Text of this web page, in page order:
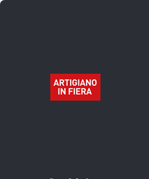
Home Alimentari